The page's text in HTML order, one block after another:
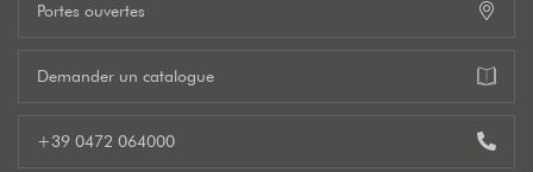
Portes ouvertes
Demander un catalogue
+39 0472 064000